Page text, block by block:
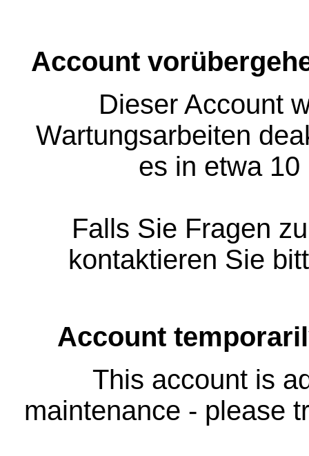
Account
Dieser Account
Wartungsarbeiten
es in etwa
Falls Sie Fragen
kontaktieren Sie
Account
This account is
maintenance - please